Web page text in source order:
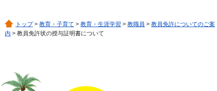
トップ> 教育・子育て > 教育・生涯学習 > 教職員 > 教員免許についてのご案
内 > 教員免許状の授与証明書について